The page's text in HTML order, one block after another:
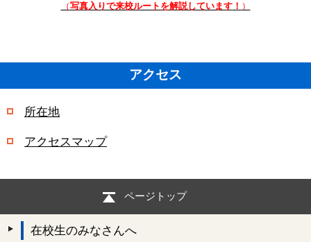
（写真入りで来校ルートを解説しています！ ）
アクセス
所在地
アクセスマップ
ページトップ
在校生のみなさんへ